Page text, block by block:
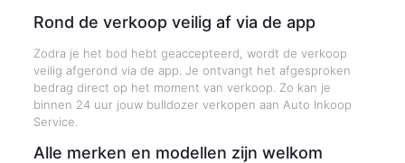
Rond de verkoop veilig af via de app
Zodra je het bod hebt geaccepteerd, wordt de verkoop
veilig afgerond via de app. Je ontvangt het afgesproken
bedrag direct op het moment van verkoop. Zo kan je
binnen 24 uur jouw bulldozer verkopen aan Auto Inkoop
Service.
Alle merken en modellen zijn welkom